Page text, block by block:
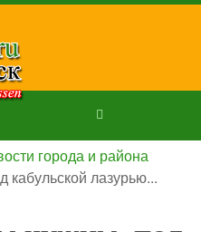
города и района
лазурью...